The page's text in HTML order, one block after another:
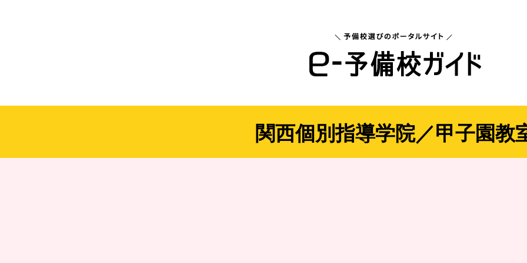
関西個別指導学院／甲子園教